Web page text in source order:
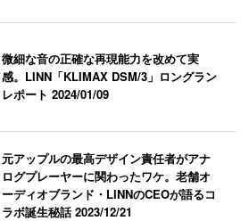
微細な音の正確な再現能力を改めて実
感。LINN「KLIMAX DSM/3」ロングラン
レポート2024/01/09
元アップルの最高デザイン責任者がアナ
ログプレーヤーに関わったワケ。老舗オ
ーディオブランド・LINNのCEOが語るコ
ラボ誕生秘話2023/12/21